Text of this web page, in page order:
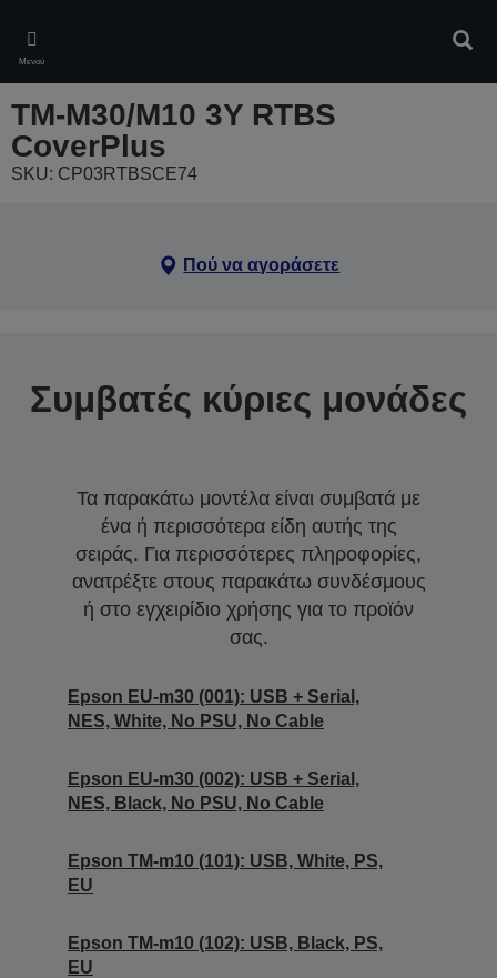
main
content
Μενού
TM-M30/M10 3Y RTBS
CoverPlus
SKU: CP03RTBSCE74
Πού να αγοράσετε
Συμβατές κύριες μονάδες
Τα παρακάτω μοντέλα είναι συμβατά με
ένα ή περισσότερα είδη αυτής της
σειράς. Για περισσότερες πληροφορίες,
ανατρέξτε στους παρακάτω συνδέσμους
ή στο εγχειρίδιο χρήσης για το προϊόν
σας.
Epson EU-m30 (001): USB + Serial,
NES, White, No PSU, No Cable
Epson EU-m30 (002): USB + Serial,
NES, Black, No PSU, No Cable
Epson TM-m10 (101): USB, White, PS,
EU
Epson TM-m10 (102): USB, Black, PS,
EU